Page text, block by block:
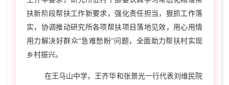
扶新阶段帮扶工作新要求，强化责任担当，狠抓工作落
实，协调推动研究所各项帮扶项目落地见效，用心用情
用力解决好群众“急难愁盼”问题，全面助力帮扶村实现
乡村振兴。
在王马山中学，王齐华和张景光一行代表刘维民院